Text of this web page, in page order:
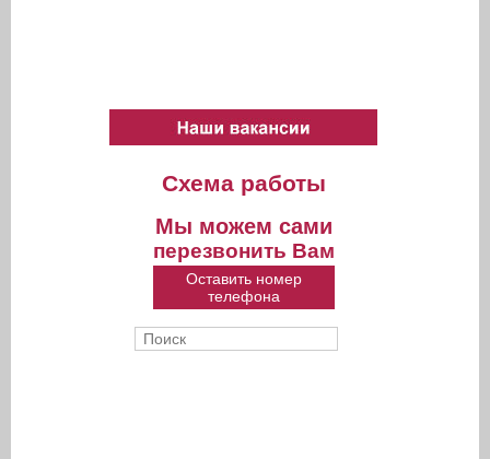
Схема работы
Мы можем сами
перезвонить Вам
Оставить номер
телефона
Форма поиска
Поиск